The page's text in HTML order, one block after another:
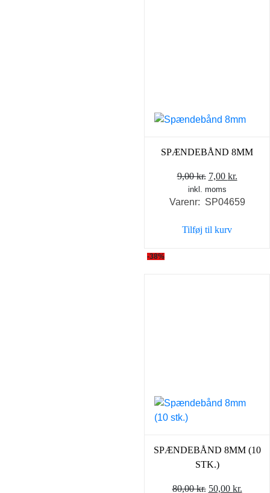
SPÆNDEBÅND 8MM
9,00kr. Den
oprindelige
pris
9,00 kr..
7,00 kr.
pris
inkl. moms
Varenr: SP04659
Tilføj til kurv
-38%
SPÆNDEBÅND 8MM (10
STK.)
80,00kr. Den
50,00 kr.